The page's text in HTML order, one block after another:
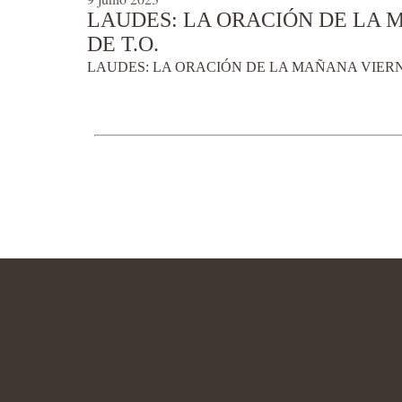
LAUDES: LA ORACIÓN DE LA
DE T.O.
LAUDES: LA ORACIÓN DE LA MAÑANA